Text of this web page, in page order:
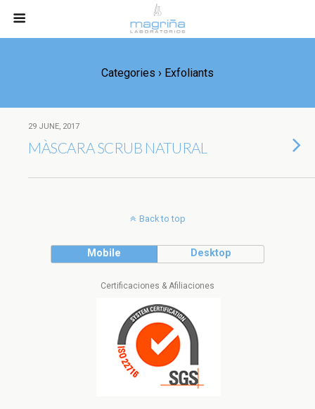
Categories › Exfoliants
29 JUNE, 2017
MÀSCARA SCRUB NATURAL
Back to top
Mobile Desktop
Certificaciones & Afiliaciones